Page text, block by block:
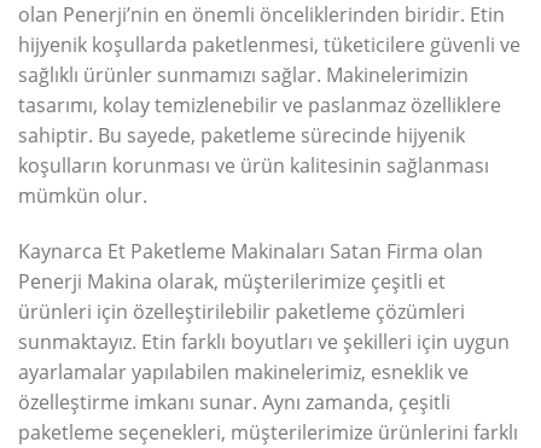
olan Penerji’nin en önemli önceliklerinden biridir. Etin
hijyenik koşullarda paketlenmesi, tüketicilere güvenli ve
sağlıklı ürünler sunmamızı sağlar. Makinelerimizin
tasarımı, kolay temizlenebilir ve paslanmaz özelliklere
sahiptir. Bu sayede, paketleme sürecinde hijyenik
koşulların korunması ve ürün kalitesinin sağlanması
mümkün olur.
Kaynarca Et Paketleme Makinaları Satan Firma olan
Penerji Makina olarak, müşterilerimize çeşitli et
ürünleri için özelleştirilebilir paketleme çözümleri
sunmaktayız. Etin farklı boyutları ve şekilleri için uygun
ayarlamalar yapılabilen makinelerimiz, esneklik ve
özelleştirme imkanı sunar. Aynı zamanda, çeşitli
paketleme seçenekleri, müşterilerimize ürünlerini farklı